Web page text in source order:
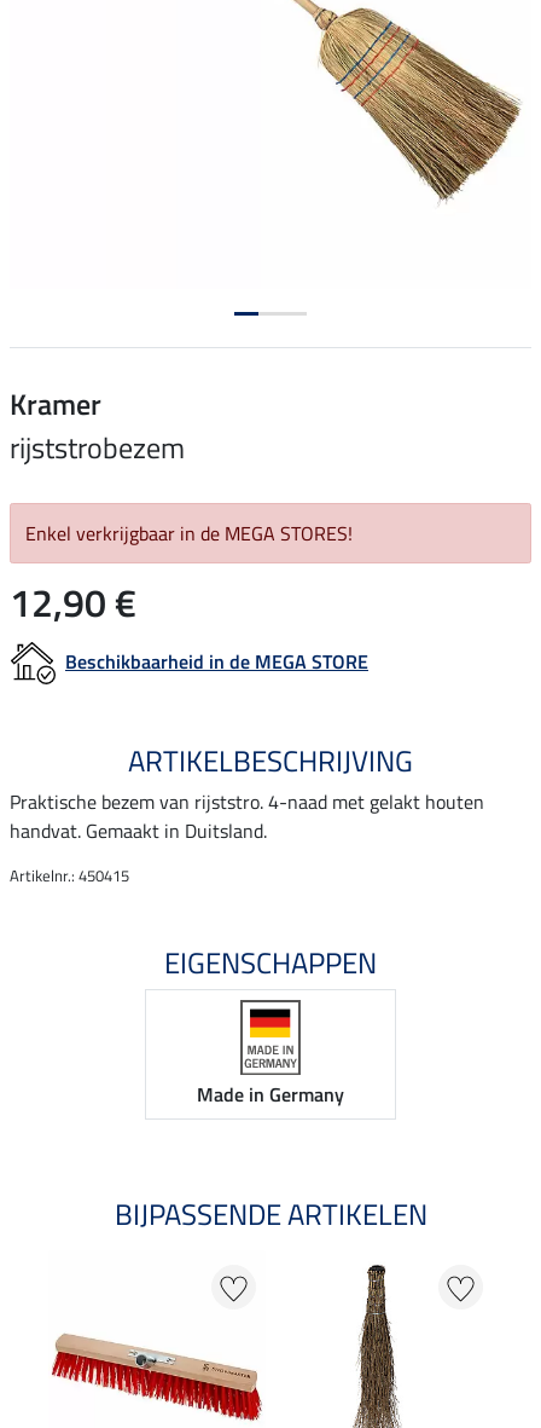
Kramer
rijststrobezem
Enkel verkrijgbaar in de MEGA STORES!
12,90 €
Beschikbaarheid in de MEGA STORE
ARTIKELBESCHRIJVING
Praktische bezem van rijststro. 4-naad met gelakt houten
handvat. Gemaakt in Duitsland.
Artikelnr.: 450415
EIGENSCHAPPEN
Made in Germany
BIJPASSENDE ARTIKELEN